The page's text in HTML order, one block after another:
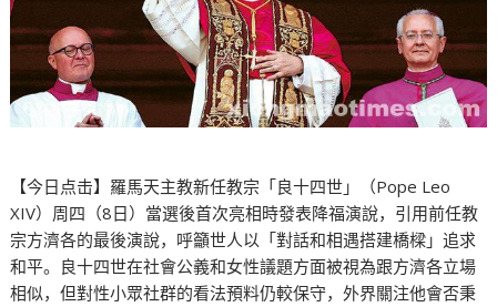
【今日点击】羅馬天主教新任教宗「良十四世」（Pope Leo
XIV）周四（8日）當選後首次亮相時發表降福演說，引用前任教
宗方濟各的最後演說，呼籲世人以「對話和相遇搭建橋樑」追求
和平。良十四世在社會公義和女性議題方面被視為跟方濟各立場
相似，但對性小眾社群的看法預料仍較保守，外界關注他會否秉